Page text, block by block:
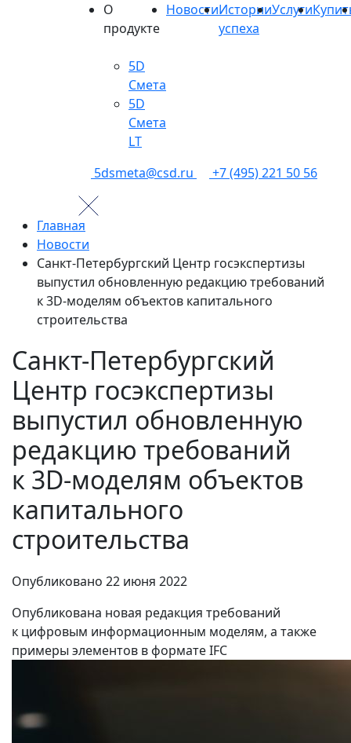
О
продукте
5D
Смета
5D
Смета
LT
НовостиИстории
успеха
Услуги
5dsmeta@csd.ru +7 (495) 221 50 56
Главная
Новости
Санкт-Петербургский Центр госэкспертизы
выпустил обновленную редакцию требований
к 3D‑моделям объектов капитального
строительства
Санкт-Петербургский
Центр госэкспертизы
выпустил обновленную
редакцию требований
к 3D‑моделям объектов
капитального
строительства
Опубликовано 22 июня 2022
Опубликована новая редакция требований
к цифровым информационным моделям, а также
примеры элементов в формате IFC